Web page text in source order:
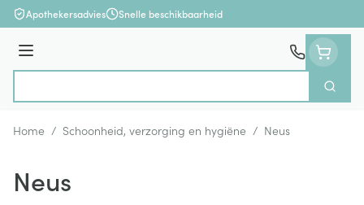
Ga naar de inhoud
Apothekersadvies Snelle beschikbaarheid
Menu
Zoek
Home / Schoonheid, verzorging en hygiëne / Neus
Neus